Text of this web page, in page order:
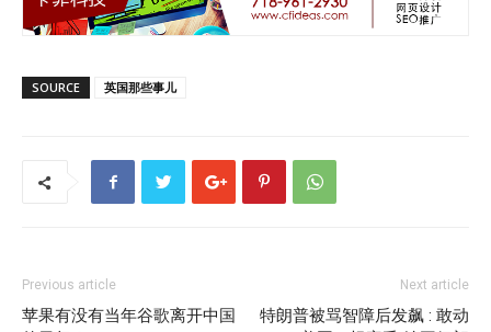
SOURCE 英国那些事儿
Previous article
苹果有没有当年谷歌离开中国
Next article
特朗普被骂智障后发飙 : 敢动